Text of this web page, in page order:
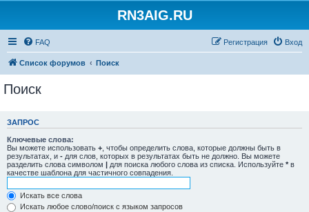
RN3AIG.RU
FAQ Вход
Регистрация
Список форумов Поиск
Поиск
ЗАПРОС
Ключевые слова:
Вы можете использовать + , чтобы определить слова, которые должны быть в
результатах, и - для слов, которых в результатах быть не должно. Вы можете
разделить слова символом | для поиска любого слова из списка. Используйте * в
качестве шаблона для частичного совпадения.
Искать все слова
Искать любое слово/поиск с языком запросов